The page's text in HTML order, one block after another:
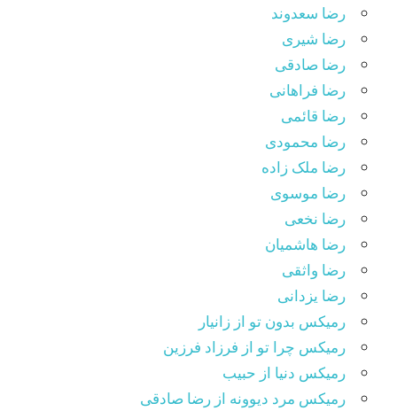
رضا سعدوند
رضا شیری
رضا صادقی
رضا فراهانی
رضا قائمی
رضا محمودی
رضا ملک زاده
رضا موسوی
رضا نخعی
رضا هاشمیان
رضا واثقی
رضا یزدانی
رمیکس بدون تو از زانیار
رمیکس چرا تو از فرزاد فرزین
رمیکس دنیا از حبیب
رمیکس مرد دیوونه از رضا صادقی